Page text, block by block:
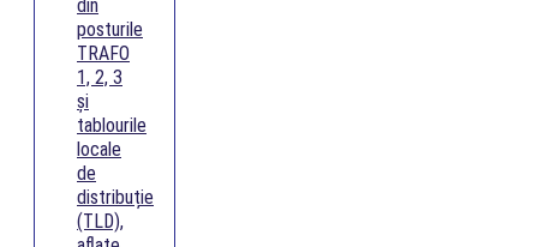
din
posturile
TRAFO
1, 2, 3
și
tablourile
locale
de
distribuție
(TLD),